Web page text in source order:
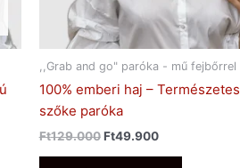
,,Grab and go" paróka - mű fejbőrrel
100% emberi haj – Természetes
szőke paróka
Ft129.000 Ft49.900